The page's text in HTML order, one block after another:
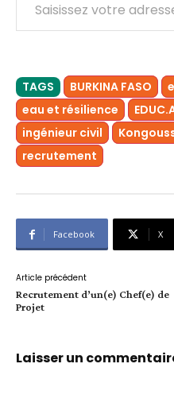
TAGS BURKINA FASO
eau et résilience
ingénieur civil
recrutement
Facebook X
Article précédent
Recrutement d’un(e) Chef(e) de
Projet
Laisser un